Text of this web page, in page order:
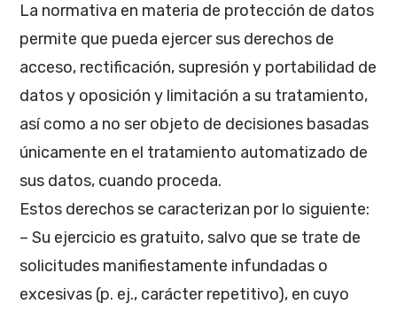
La normativa en materia de protección de datos
permite que pueda ejercer sus derechos de
acceso, rectificación, supresión y portabilidad de
datos y oposición y limitación a su tratamiento,
así como a no ser objeto de decisiones basadas
únicamente en el tratamiento automatizado de
sus datos, cuando proceda.
Estos derechos se caracterizan por lo siguiente:
– Su ejercicio es gratuito, salvo que se trate de
solicitudes manifiestamente infundadas o
excesivas (p. ej., carácter repetitivo), en cuyo